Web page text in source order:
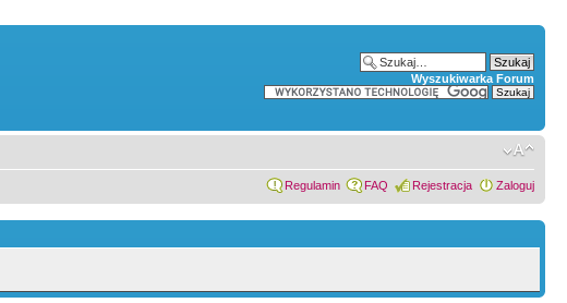
Wyszukiwarka Forum
Regulamin FAQ Rejestracja Zaloguj